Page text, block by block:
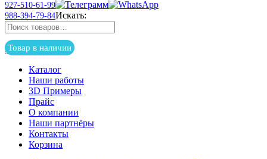
927-510-61-99
988-394-79-84Искать:
Товар в наличии
Каталог
Наши работы
3D Примеры
Прайс
О компании
Наши партнёры
Контакты
Корзина